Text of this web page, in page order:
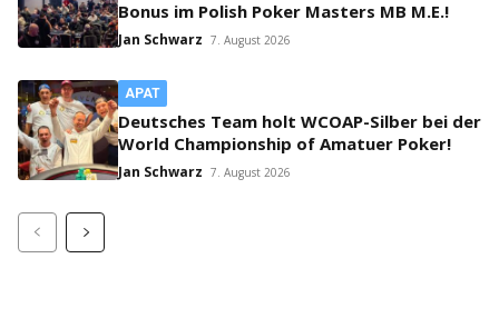
Bonus im Polish Poker Masters MB M.E.!
Jan Schwarz 7. August 2026
APAT
Deutsches Team holt WCOAP-Silber bei der
World Championship of Amatuer Poker!
Jan Schwarz 7. August 2026